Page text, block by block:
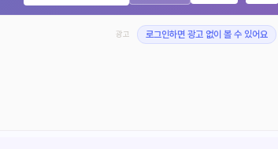
광고 로그인하면 광고 없이 볼 수 있어요